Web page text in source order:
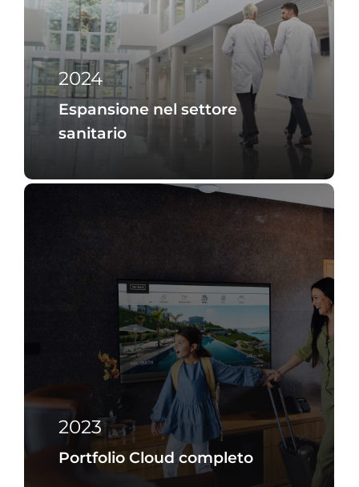
2024
Espansione nel settore
sanitario
2023
Portfolio Cloud completo